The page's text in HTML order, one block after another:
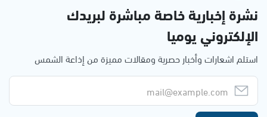
نشرة إخبارية خاصة مباشرة لبريدك
الإلكتروني يوميا
استلم اشعارات وأخبار حصرية ومقالات مميزة من إذاعة الشمس